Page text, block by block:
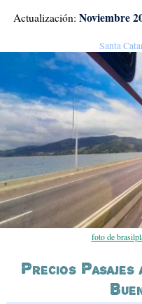
Actualización: Noviembre
Santa
foto de
Precios